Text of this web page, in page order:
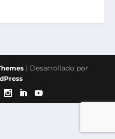
| Desarrollado por